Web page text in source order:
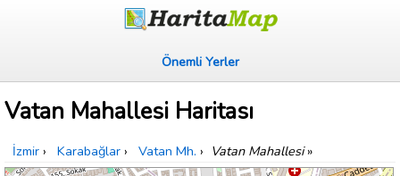
Önemli Yerler
Vatan Mahallesi Haritası
İzmir › Karabağlar › Vatan Mh. › Vatan Mahallesi»